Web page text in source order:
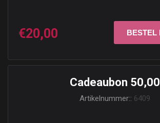
€20,00
Cadeaubon 50,00
Artikelnummer:: 6409